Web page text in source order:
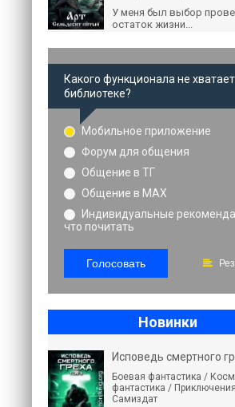
У меня был выбор
остаток жизни...
Какого функционала не
библиотеке?
Мобильное приложение
Форум для общения
Общение в ТГ
Общение в MAX
Индивидуальные
что почитать
Голосовать
Новинки
Исповедь смертного
Боевая фантастика /
фантастика /
Самиздат